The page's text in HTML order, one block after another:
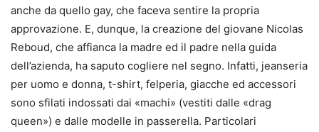
anche da quello gay, che faceva sentire la propria
approvazione. E, dunque, la creazione del giovane Nicolas
Reboud, che affianca la madre ed il padre nella guida
dell’azienda, ha saputo cogliere nel segno. Infatti, jeanseria
per uomo e donna, t-shirt, felperia, giacche ed accessori
sono sfilati indossati dai «machi» (vestiti dalle «drag
queen») e dalle modelle in passerella. Particolari